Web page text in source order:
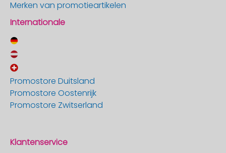
Merken van promotieartikelen
Internationale
Promostore Duitsland
Promostore Oostenrijk
Promostore Zwitserland
Klantenservice